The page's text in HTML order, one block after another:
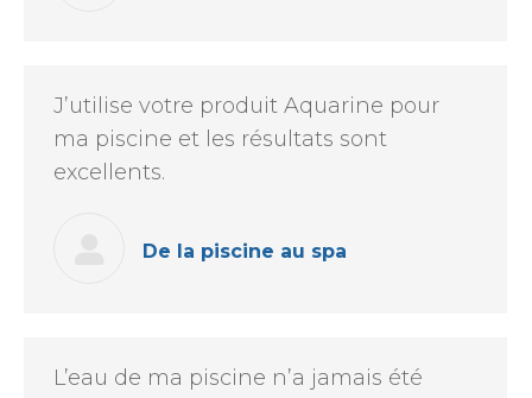
J’utilise votre produit Aquarine pour
ma piscine et les résultats sont
excellents.
De la piscine au spa
L’eau de ma piscine n’a jamais été